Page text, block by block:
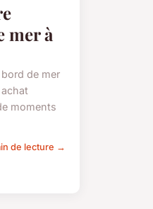
mer à
de mer
moments
de lecture →